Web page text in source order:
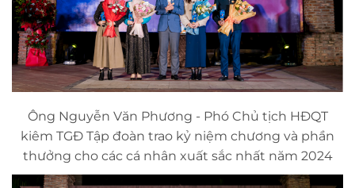
Ông Nguyễn Văn Phương - Phó Chủ tịch HĐQT
kiêm TGĐ Tập đoàn trao kỷ niệm chương và phần
thưởng cho các cá nhân xuất sắc nhất năm 2024